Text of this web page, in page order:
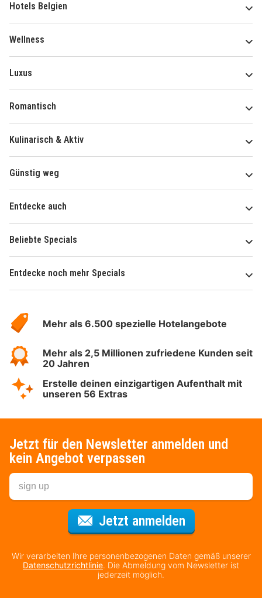
Hotels Belgien
Wellness
Luxus
Romantisch
Kulinarisch & Aktiv
Günstig weg
Entdecke auch
Beliebte Specials
Entdecke noch mehr Specials
Hotelspecials
Mehr als 6.500 spezielle Hotelangebote
Mehr als 2,5 Millionen zufriedene Kunden seit
20 Jahren
Erstelle deinen einzigartigen Aufenthalt mit
unseren 56 Extras
Jetzt für den Newsletter anmelden und
kein Angebot verpassen
Jetzt anmeldenFür den
Wir verarbeiten Ihre personenbezogenen Daten gemäß unserer
Datenschutzrichtlinie. Die Abmeldung vom Newsletter ist
jederzeit möglich.